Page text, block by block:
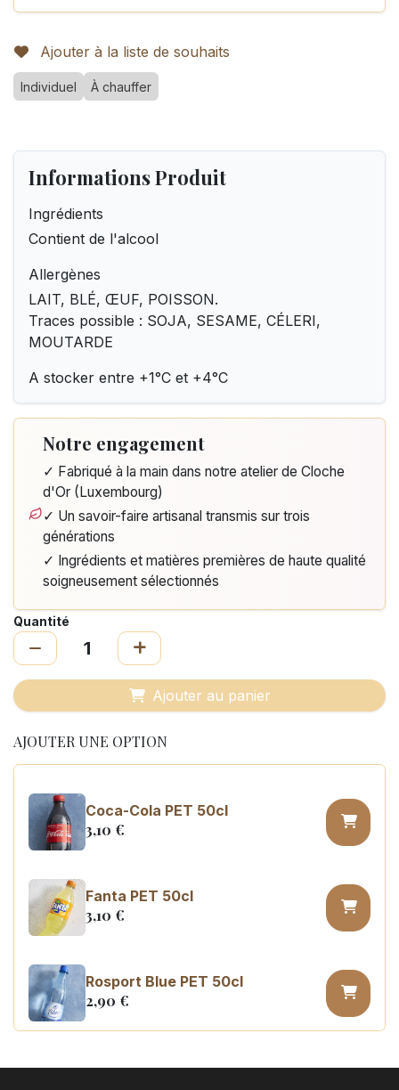
Ajouter à la liste de souhaits
Individuel À chauffer
Informations Produit
Ingrédients
Contient de l'alcool
Allergènes
LAIT, BLÉ, ŒUF, POISSON.
Traces possible : SOJA, SESAME, CÉLERI,
MOUTARDE
A stocker entre +1°C et +4°C
Notre engagement
✓ Fabriqué à la main dans notre atelier de Cloche
d'Or (Luxembourg)
✓ Un savoir-faire artisanal transmis sur trois
générations
✓ Ingrédients et matières premières de haute qualité
soigneusement sélectionnés
Quantité
Ajouter au panier
AJOUTER UNE OPTION
Coca-Cola PET 50cl
3,10 €
Fanta PET 50cl
3,10 €
Rosport Blue PET 50cl
2,90 €